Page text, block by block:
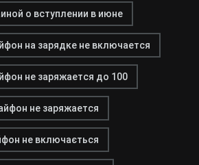
о вступлении в июне
на зарядке не включается
не заряжается до 100
не заряжается
не включається